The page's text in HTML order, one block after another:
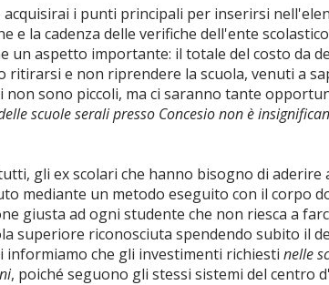
i punti principali per inserirsi
e la cadenza delle verifiche dell'ente
un aspetto importante: il totale del costo da
ritirarsi e non riprendere la scuola, venuti a
non sono piccoli, ma ci saranno tante
scuole serali presso Concesio non è
gli ex scolari che hanno bisogno di aderire
mediante un metodo eseguito con il corpo
giusta ad ogni studente che non riesca a
superiore riconosciuta spendendo subito il
informiamo che gli investimenti richiesti nelle
, poiché seguono gli stessi sistemi del centro